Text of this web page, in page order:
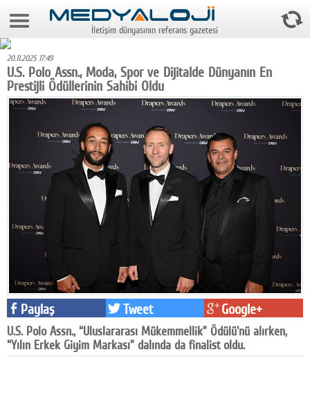
10 Ağustos 2026 14:15:09
Foto Galeri
Video Galeri
Medya
Reyting-tiraj
Televizyon
Pr
Facebook
Diziler
İletişim dünyasının referans gazetesi
20.11.2025 17:49
U.S. Polo Assn., Moda, Spor ve Dijitalde Dünyanın En
Prestijli Ödüllerinin Sahibi Oldu
Paylaş Tweet Google+
U.S. Polo Assn., “Uluslararası Mükemmellik” Ödülü'nü alırken,
“Yılın Erkek Giyim Markası” dalında da finalist oldu.